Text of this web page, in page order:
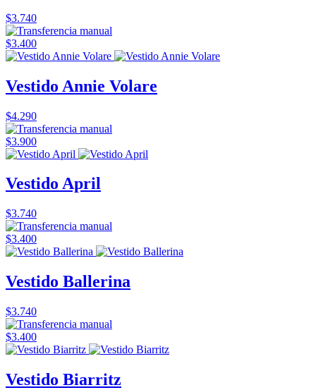
$3.740
$3.400
Vestido Annie Volare
$4.290
$3.900
Vestido April
$3.740
$3.400
Vestido Ballerina
$3.740
$3.400
Vestido Biarritz